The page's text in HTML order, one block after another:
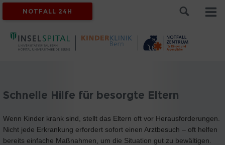
NOTFALL 24H
Schnelle Hilfe für besorgte Eltern
Wenn Kinder krank sind, stellt das Eltern oft vor Herausforderungen.
Nicht jede Erkrankung erfordert sofort einen Arztbesuch – oft helfen
bereits einfache Maßnahmen, um die Situation gut zu bewältigen.